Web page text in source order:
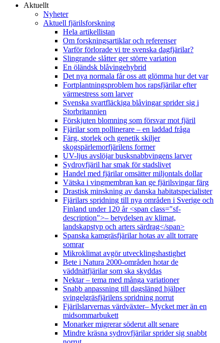
Aktuellt
Nyheter
Aktuell fjärilsforskning
Hela artikellistan
Om forskningsartiklar och referenser
Varför förlorade vi tre svenska dagfjärilar?
Slingrande slåtter ger större variation
En öländsk blåvingehybrid
Det nya normala får oss att glömma hur det var
Fortplantningsproblem hos rapsfjärilar efter
värmestress som larver
Svenska svartfläckiga blåvingar sprider sig i
Storbritannien
Förskjuten blomning som försvar mot fjäril
Fjärilar som pollinerare – en laddad fråga
Färg, storlek och genetik skiljer
skogspärlemorfjärilens former
UV-ljus avslöjar busksnabbvingens larver
Sydrovfjäril har smak för stadslivet
Handel med fjärilar omsätter miljontals dollar
Vätska i vingmembran kan ge fjärilsvingar färg
Drastisk minskning av danska habitatspecialister
Fjärilars spridning till nya områden i Sverige och
Finland under 120 år <span class="sf-
description">– betydelsen av klimat,
landskapstyp och arters särdrag</span>
Spanska kamgräsfjärilar hotas av allt torrare
somrar
Mikroklimat avgör utvecklingshastighet
Bete i Natura 2000-områden hotar de
väddnätfjärilar som ska skyddas
Nektar – tema med många variationer
Snabb anpassning till dagslängd hjälper
svingelgräsfjärilens spridning norrut
Fjärilslarvernas värdväxter– Mycket mer än en
midsommarbukett
Monarker migrerar söderut allt senare
Mindre kräsna sydrovfjärilar sprider sig snabbt